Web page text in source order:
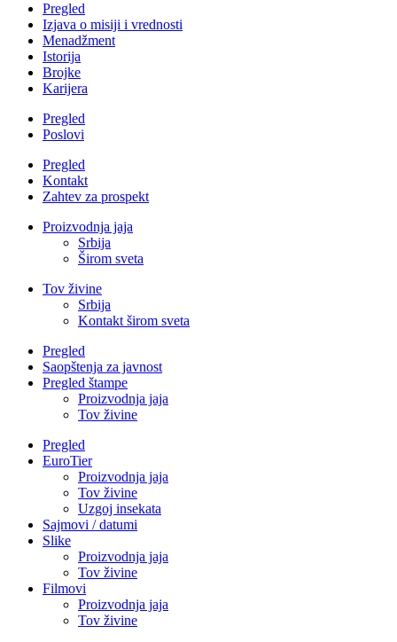
Pregled
Izjava o misiji i vrednosti
Menadžment
Istorija
Brojke
Karijera
Pregled
Poslovi
Pregled
Kontakt
Zahtev za prospekt
Proizvodnja jaja
Srbija
Širom sveta
Tov živine
Srbija
Kontakt širom sveta
Pregled
Saopštenja za javnost
Pregled štampe
Proizvodnja jaja
Tov živine
Pregled
EuroTier
Proizvodnja jaja
Tov živine
Uzgoj insekata
Sajmovi / datumi
Slike
Proizvodnja jaja
Tov živine
Filmovi
Proizvodnja jaja
Tov živine